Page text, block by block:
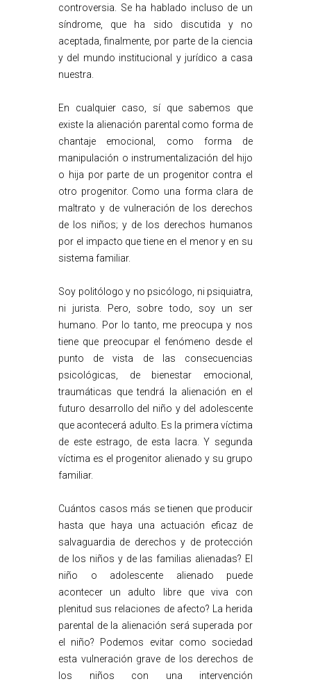
controversia. Se ha hablado incluso de un
síndrome, que ha sido discutida y no
aceptada, finalmente, por parte de la ciencia
y del mundo institucional y jurídico a casa
nuestra.
En cualquier caso, sí que sabemos que
existe la alienación parental como forma de
chantaje emocional, como forma de
manipulación o instrumentalización del hijo
o hija por parte de un progenitor contra el
otro progenitor. Como una forma clara de
maltrato y de vulneración de los derechos
de los niños; y de los derechos humanos
por el impacto que tiene en el menor y en su
sistema familiar.
Soy politólogo y no psicólogo, ni psiquiatra,
ni jurista. Pero, sobre todo, soy un ser
humano. Por lo tanto, me preocupa y nos
tiene que preocupar el fenómeno desde el
punto de vista de las consecuencias
psicológicas, de bienestar emocional,
traumáticas que tendrá la alienación en el
futuro desarrollo del niño y del adolescente
que acontecerá adulto. Es la primera víctima
de este estrago, de esta lacra. Y segunda
víctima es el progenitor alienado y su grupo
familiar.
Cuántos casos más se tienen que producir
hasta que haya una actuación eficaz de
salvaguardia de derechos y de protección
de los niños y de las familias alienadas? El
niño o adolescente alienado puede
acontecer un adulto libre que viva con
plenitud sus relaciones de afecto? La herida
parental de la alienación será superada por
el niño? Podemos evitar como sociedad
esta vulneración grave de los derechos de
los niños con una intervención